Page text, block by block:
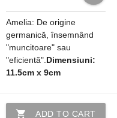
Amelia: De origine
germanică, însemnând
"muncitoare" sau
"eficientă". Dimensiuni:
11.5cm x 9cm
shopping_cart ADD TO CART